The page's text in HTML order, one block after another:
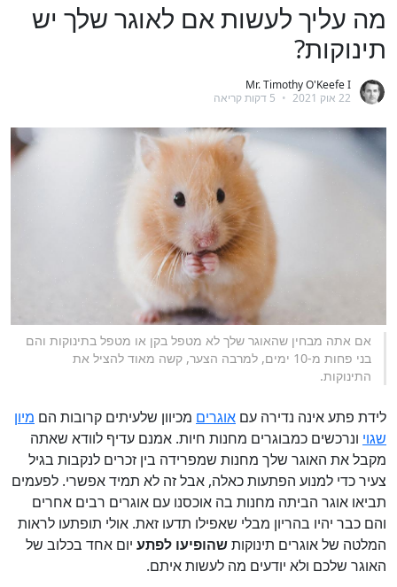
מה עליך לעשות אם לאוגר שלך יש
תינוקות?
Mr. Timothy O'Keefe I
22 אוק 2021
•
אם אתה מבחין שהאוגר שלך לא מטפל בקן או מטפל בתינוקות והם
בני פחות מ-10 ימים, למרבה הצער, קשה מאוד להציל את
התינוקות.
לידת פתע אינה נדירה עם אוגרים מכיוון שלעיתים קרובות הם מיון
שגוי ונרכשים כמבוגרים מחנות חיות. אמנם עדיף לוודא שאתה
מקבל את האוגר שלך מחנות שמפרידה בין זכרים לנקבות בגיל
צעיר כדי למנוע הפתעות כאלה, אבל זה לא תמיד אפשרי. לפעמים
תביאו אוגר הביתה מחנות בה אוכסנו עם אוגרים רבים אחרים
והם כבר יהיו בהריון מבלי שאפילו תדעו זאת. אולי תופתעו לראות
המלטה של אוגרים תינוקותשהופיעו לפתע יום אחד בכלוב של
האוגר שלכם ולא יודעים מה לעשות איתם.